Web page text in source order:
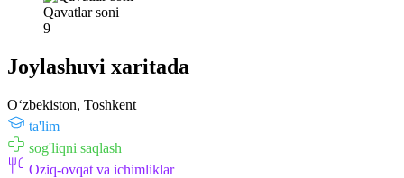
Qavatlar soni
9
Joylashuvi xaritada
Oʻzbekiston, Toshkent
ta'lim
sog'liqni saqlash
Oziq-ovqat va ichimliklar